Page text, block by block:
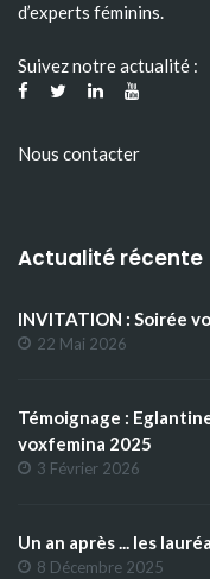
d’experts féminins.
Suivez notre actualité :
Nous contacter
Actualité récente
INVITATION : Soirée
22 Mai 2026
Témoignage :
voxfemina 2025
3 Février 2026
Un an après ... les
8 Décembre 2025